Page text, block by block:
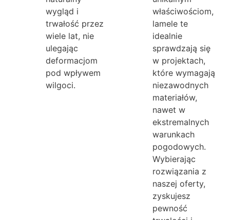
wygląd i
trwałość przez
wiele lat, nie
ulegając
deformacjom
pod wpływem
wilgoci.
właściwościom,
lamele te
idealnie
sprawdzają się
w projektach,
które wymagają
niezawodnych
materiałów,
nawet w
ekstremalnych
warunkach
pogodowych.
Wybierając
rozwiązania z
naszej oferty,
zyskujesz
pewność